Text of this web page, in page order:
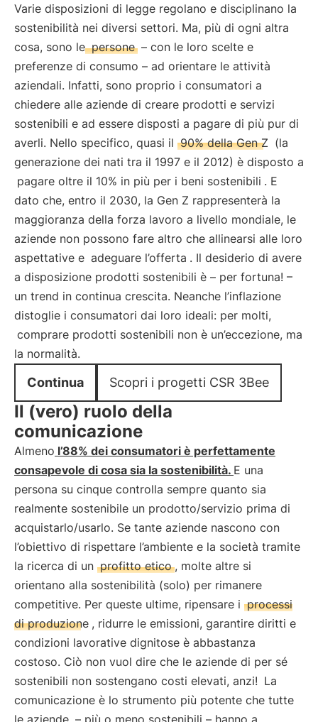
Varie disposizioni di legge regolano e disciplinano la
sostenibilità nei diversi settori. Ma, più di ogni altra
cosa, sono le persone – con le loro scelte e
preferenze di consumo – ad orientare le attività
aziendali. Infatti, sono proprio i consumatori a
chiedere alle aziende di creare prodotti e servizi
sostenibili e ad essere disposti a pagare di più pur di
averli. Nello specifico, quasi il 90% della Gen Z (la
generazione dei nati tra il 1997 e il 2012) è disposto a
pagare oltre il 10% in più per i beni sostenibili . E
dato che, entro il 2030, la Gen Z rappresenterà la
maggioranza della forza lavoro a livello mondiale, le
aziende non possono fare altro che allinearsi alle loro
aspettative e adeguare l’offerta . Il desiderio di avere
a disposizione prodotti sostenibili è – per fortuna! –
un trend in continua crescita. Neanche l’inflazione
distoglie i consumatori dai loro ideali: per molti,
comprare prodotti sostenibili non è un’eccezione, ma
la normalità.
Continua Scopri i progetti CSR 3Bee
Il (vero) ruolo della
comunicazione
Almeno l’88% dei consumatori è perfettamente
consapevole di cosa sia la sostenibilità. E una
persona su cinque controlla sempre quanto sia
realmente sostenibile un prodotto/servizio prima di
acquistarlo/usarlo. Se tante aziende nascono con
l’obiettivo di rispettare l’ambiente e la società tramite
la ricerca di un profitto etico , molte altre si
orientano alla sostenibilità (solo) per rimanere
competitive. Per queste ultime, ripensare i processi
di produzione , ridurre le emissioni, garantire diritti e
condizioni lavorative dignitose è abbastanza
costoso. Ciò non vuol dire che le aziende di per sé
sostenibili non sostengano costi elevati, anzi! La
comunicazione è lo strumento più potente che tutte
le aziende – più o meno sostenibili – hanno a